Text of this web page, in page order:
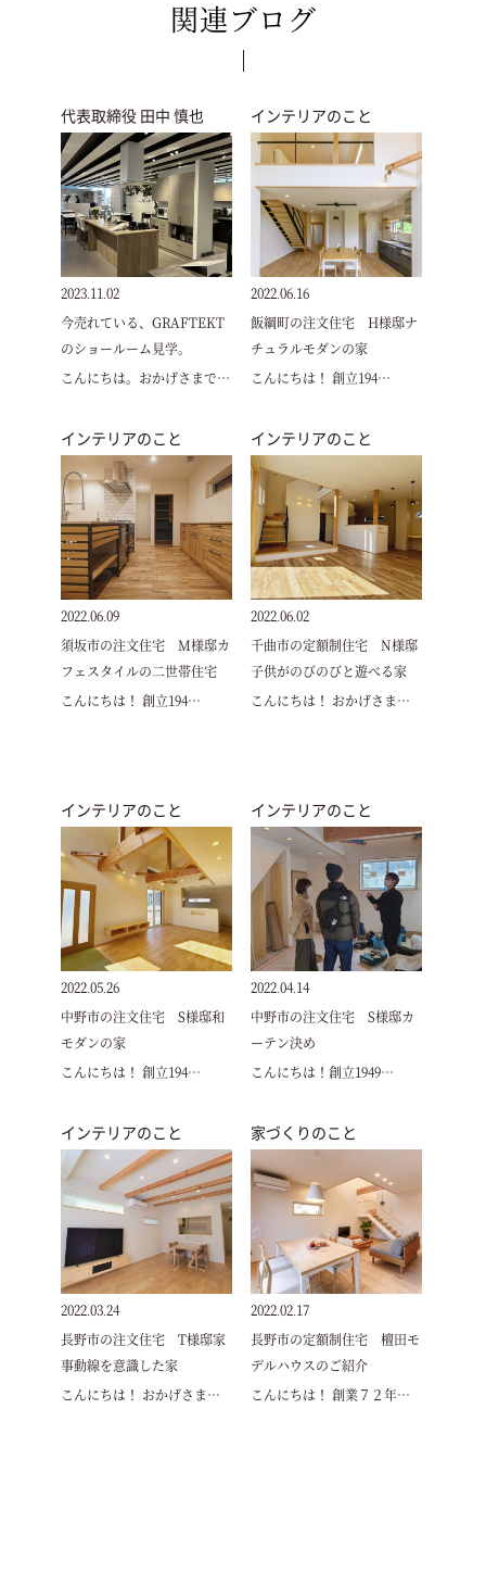
関連ブログ
代表取締役 田中 慎也
2023.11.02
今売れている、GRAFTEKT
のショールーム見学。
こんにちは。おかげさまで…
インテリアのこと
2022.06.16
飯綱町の注文住宅 H様邸ナ
チュラルモダンの家
こんにちは！ 創立194…
インテリアのこと
2022.06.09
須坂市の注文住宅 M様邸カ
フェスタイルの二世帯住宅
こんにちは！ 創立194…
インテリアのこと
2022.06.02
千曲市の定額制住宅 N様邸
子供がのびのびと遊べる家
こんにちは！ おかげさま…
インテリアのこと
2022.05.26
中野市の注文住宅 S様邸和
モダンの家
こんにちは！ 創立194…
インテリアのこと
2022.04.14
中野市の注文住宅 S様邸カ
ーテン決め
こんにちは！創立1949…
インテリアのこと
2022.03.24
長野市の注文住宅 T様邸家
事動線を意識した家
こんにちは！ おかげさま…
家づくりのこと
2022.02.17
長野市の定額制住宅 檀田モ
デルハウスのご紹介
こんにちは！ 創業７２年…